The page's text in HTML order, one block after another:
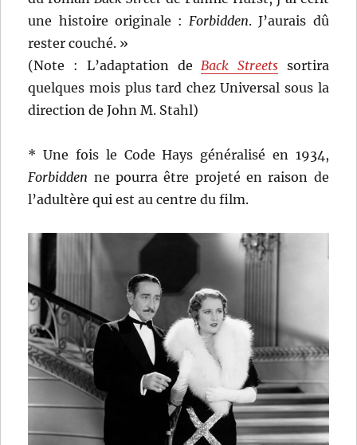
une histoire originale :Forbidden. J’aurais dû
rester couché. »
(Note : L’adaptation deBack Streetssortira
quelques mois plus tard chez Universal sous la
direction de John M. Stahl)
* Une fois le Code Hays généralisé en 1934,
Forbidden ne pourra être projeté en raison de
l’adultère qui est au centre du film.